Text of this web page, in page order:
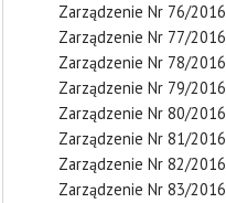
Zarządzenie Nr 76/2016
Zarządzenie Nr 77/2016
Zarządzenie Nr 78/2016
Zarządzenie Nr 79/2016
Zarządzenie Nr 80/2016
Zarządzenie Nr 81/2016
Zarządzenie Nr 82/2016
Zarządzenie Nr 83/2016